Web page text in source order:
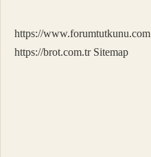
https://www.forumtutkunu.com
https://brot.com.tr Sitemap